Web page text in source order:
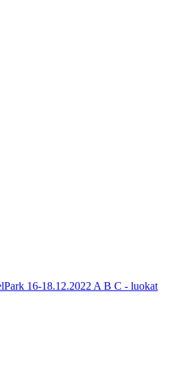
16-18.12.2022 A B C - luokat